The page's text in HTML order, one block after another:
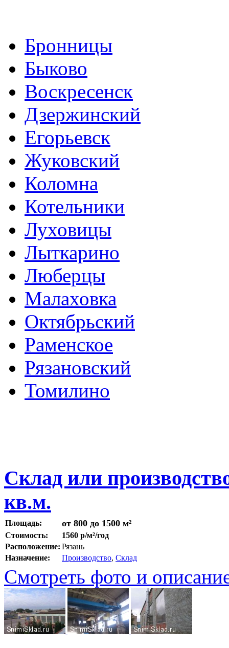
Бронницы
Быково
Воскресенск
Дзержинский
Егорьевск
Жуковский
Коломна
Котельники
Луховицы
Лыткарино
Люберцы
Малаховка
Октябрьский
Раменское
Рязановский
Томилино
Склад или
кв.м.
Площадь: от 800 до 1500 м²
Стоимость:
1560 р/м²/год
Расположение: Рязань
Назначение:
Производство, Склад
Смотреть фото и